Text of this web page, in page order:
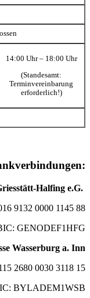
14:00 Uhr – 18:00 Uhr
(Standesamt:
Terminvereinbarung
erforderlich!)
Halfing e.G.
9132 0000 1145 88
GENODEF1HFG
Wasserburg a. Inn
2680 0030 3118 15
BYLADEM1WSB